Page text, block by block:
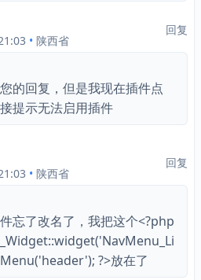
• 陕西省
回复
的回复，但是我现在插件点
提示无法启用插件
• 陕西省
回复
忘了改名了，我把这个<?php
?>放在了